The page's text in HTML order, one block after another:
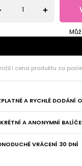
+
cena produktu za
A RYCHLÉ DODÁNÍ
A ANONYMNÍ
VRÁCENÍ 30 DNÍ